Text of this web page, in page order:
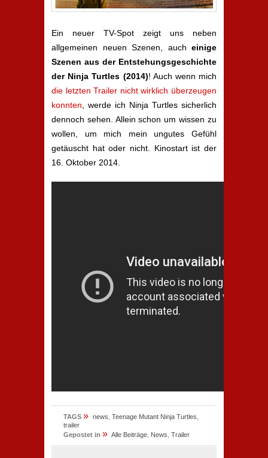
Ein neuer TV-Spot zeigt uns neben
allgemeinen neuen Szenen, auch einige
Szenen aus der Entstehungsgeschichte
der Ninja Turtles (2014)! Auch wenn mich
die letzten Trailer nicht wirklich überzeugen
konnten , werde ich Ninja Turtles sicherlich
dennoch sehen. Allein schon um wissen zu
wollen, um mich mein ungutes Gefühl
getäuscht hat oder nicht. Kinostart ist der
16. Oktober 2014.
TAGS » news Teenage Mutant Ninja Turtles
trailer
Gepostet in » Alle Beiträge News Trailer